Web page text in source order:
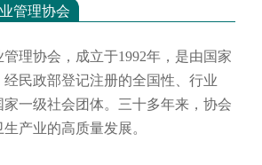
管理协会
理协会，成立于1992年，是由国家
民政部登记注册的全国性、行业
一级社会团体。三十多年来，协会
产业的高质量发展。